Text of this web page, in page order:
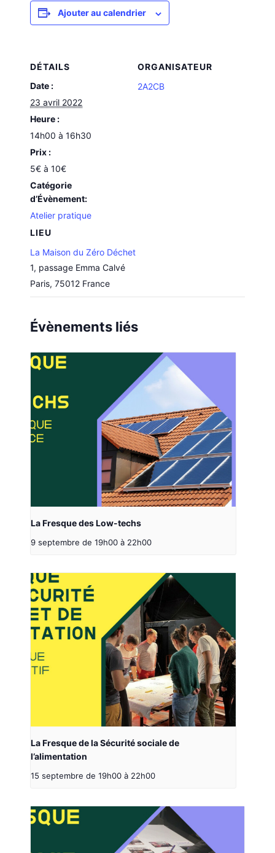
Ajouter au calendrier
DÉTAILS
Date :
23 avril 2022
Heure :
14h00 à 16h30
Prix :
5€ à 10€
Catégorie
d’Évènement:
Atelier pratique
LIEU
La Maison du Zéro Déchet
1, passage Emma Calvé
Paris, 75012 France
ORGANISATEUR
2A2CB
Évènements liés
La Fresque des Low-techs
9 septembre de 19h00 à 22h00
La Fresque de la Sécurité sociale de
l’alimentation
15 septembre de 19h00 à 22h00